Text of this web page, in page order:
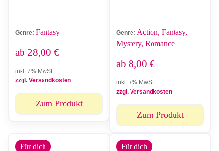
Genre: Fantasy
ab 28,00 €
inkl. 7% MwSt.
zzgl. Versandkosten
Zum Produkt
Genre: Action, Fantasy,
Mystery, Romance
ab 8,00 €
inkl. 7% MwSt.
zzgl. Versandkosten
Zum Produkt
Für dich Für dich